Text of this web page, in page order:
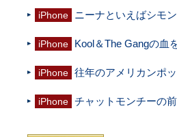
iPhone ニーナといえばシモ
iPhone Kool＆The Gangの血
iPhone 往年のアメリカンポ
iPhone チャットモンチーの